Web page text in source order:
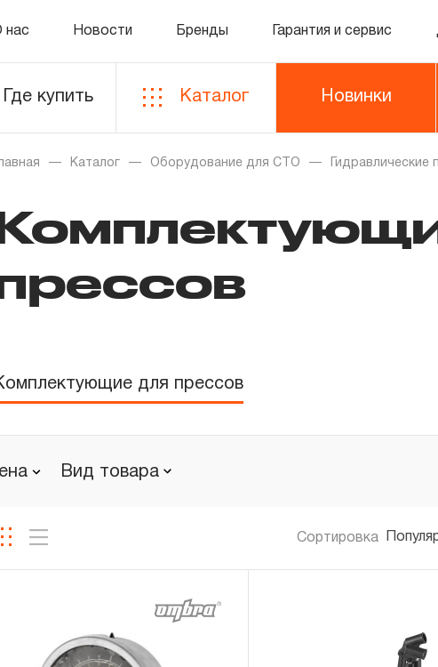
нас Новости Бренды Гарантия и сервис
Где купить Каталог Новинки
лихорадка
Каталог Оборудование для СТО Гидравлические
для прессов
Вид товара
Сортировка